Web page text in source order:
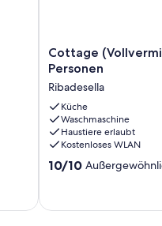
Cottage
(Vollvermietung)
4
Personen
Ribadesella
Cottage
Personen
Ribadesella
Küche
Waschmaschine
Haustiere erlaubt
Kostenloses WLAN
10.0
Außergewöhnlich,
10/10